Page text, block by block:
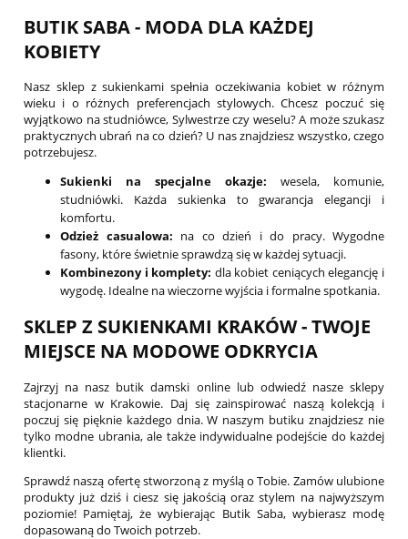
BUTIK SABA - MODA DLA KAŻDEJ
KOBIETY
Nasz sklep z sukienkami spełnia oczekiwania kobiet w różnym
wieku i o różnych preferencjach stylowych. Chcesz poczuć się
wyjątkowo na studniówce, Sylwestrze czy weselu? A może szukasz
praktycznych ubrań na co dzień? U nas znajdziesz wszystko, czego
potrzebujesz.
Sukienki na specjalne okazje: wesela, komunie,
studniówki. Każda sukienka to gwarancja elegancji i
komfortu.
Odzież casualowa: na co dzień i do pracy. Wygodne
fasony, które świetnie sprawdzą się w każdej sytuacji.
Kombinezony i komplety: dla kobiet ceniących elegancję i
wygodę. Idealne na wieczorne wyjścia i formalne spotkania.
SKLEP Z SUKIENKAMI KRAKÓW - TWOJE
MIEJSCE NA MODOWE ODKRYCIA
Zajrzyj na nasz butik damski online lub odwiedź nasze sklepy
stacjonarne w Krakowie. Daj się zainspirować naszą kolekcją i
poczuj się pięknie każdego dnia. W naszym butiku znajdziesz nie
tylko modne ubrania, ale także indywidualne podejście do każdej
klientki.
Sprawdź naszą ofertę stworzoną z myślą o Tobie. Zamów ulubione
produkty już dziś i ciesz się jakością oraz stylem na najwyższym
poziomie! Pamiętaj, że wybierając Butik Saba, wybierasz modę
dopasowaną do Twoich potrzeb.